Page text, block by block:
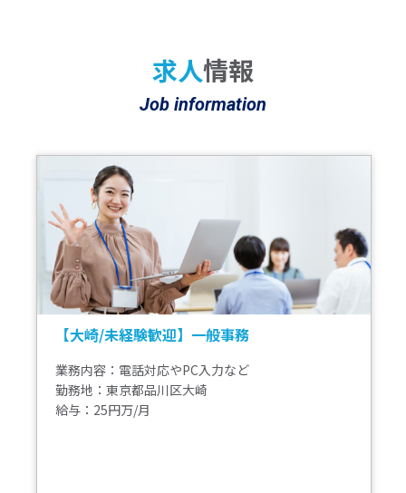
求人情報
Job information
【大崎/未経験歓迎】一般事務
業務内容：電話対応やPC入力など
勤務地：東京都品川区大崎
給与：25円万/月